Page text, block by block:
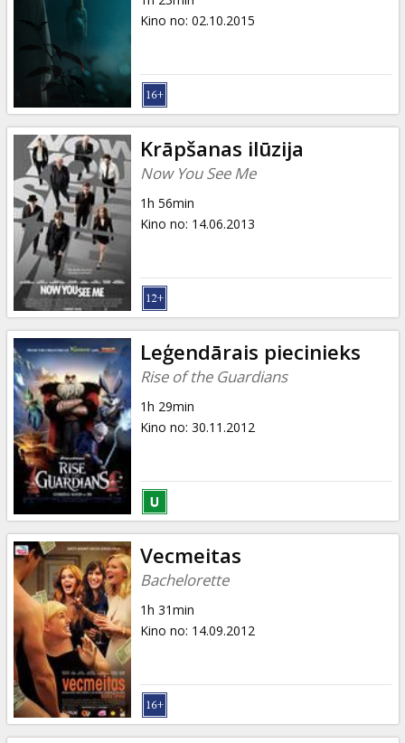
Kino no: 02.10.2015
Krāpšanas ilūzija
Now You See Me
1h 56min
Kino no: 14.06.2013
Leģendārais piecinieks
Rise of the Guardians
1h 29min
Kino no: 30.11.2012
Vecmeitas
Bachelorette
1h 31min
Kino no: 14.09.2012